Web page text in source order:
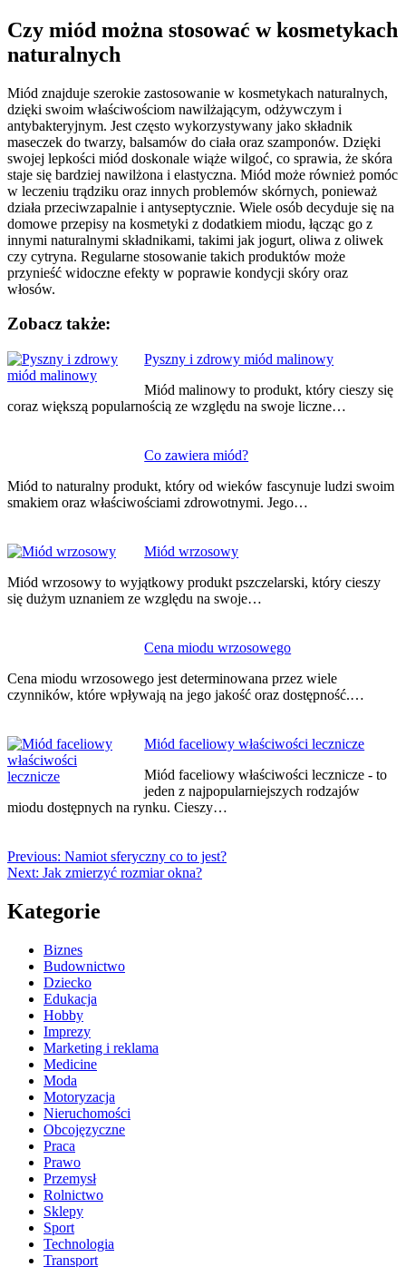
Czy miód można stosować w kosmetykach
naturalnych
Miód znajduje szerokie zastosowanie w kosmetykach naturalnych,
dzięki swoim właściwościom nawilżającym, odżywczym i
antybakteryjnym. Jest często wykorzystywany jako składnik
maseczek do twarzy, balsamów do ciała oraz szamponów. Dzięki
swojej lepkości miód doskonale wiąże wilgoć, co sprawia, że skóra
staje się bardziej nawilżona i elastyczna. Miód może również pomóc
w leczeniu trądziku oraz innych problemów skórnych, ponieważ
działa przeciwzapalnie i antyseptycznie. Wiele osób decyduje się na
domowe przepisy na kosmetyki z dodatkiem miodu, łącząc go z
innymi naturalnymi składnikami, takimi jak jogurt, oliwa z oliwek
czy cytryna. Regularne stosowanie takich produktów może
przynieść widoczne efekty w poprawie kondycji skóry oraz
włosów.
Zobacz także:
Pyszny i zdrowy miód malinowy
Miód malinowy to produkt, który cieszy się
coraz większą popularnością ze względu na swoje liczne…
Co zawiera miód?
Miód to naturalny produkt, który od wieków fascynuje ludzi swoim
smakiem oraz właściwościami zdrowotnymi. Jego…
Miód wrzosowy
Miód wrzosowy to wyjątkowy produkt pszczelarski, który cieszy
się dużym uznaniem ze względu na swoje…
Cena miodu wrzosowego
Cena miodu wrzosowego jest determinowana przez wiele
czynników, które wpływają na jego jakość oraz dostępność.…
Miód faceliowy właściwości lecznicze
Miód faceliowy właściwości lecznicze - to
jeden z najpopularniejszych rodzajów
miodu dostępnych na rynku. Cieszy…
Nawigacja
wpisu
Previous: Namiot sferyczny co to jest?
Next: Jak zmierzyć rozmiar okna?
Kategorie
Biznes
Budownictwo
Dziecko
Edukacja
Hobby
Imprezy
Marketing i reklama
Medicine
Moda
Motoryzacja
Nieruchomości
Obcojęzyczne
Praca
Prawo
Przemysł
Rolnictwo
Sklepy
Sport
Technologia
Transport